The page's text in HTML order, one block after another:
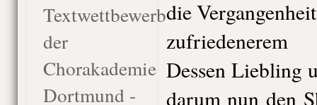
Textwettbewerb
der
Chorakademie
Dortmund -
die
zufriedenerem
Dessen Liebling
darum nun den